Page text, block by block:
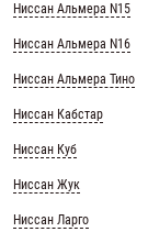
Ниссан Альмера N15
Ниссан Альмера N16
Ниссан Альмера Тино
Ниссан Кабстар
Ниссан Куб
Ниссан Жук
Ниссан Ларго